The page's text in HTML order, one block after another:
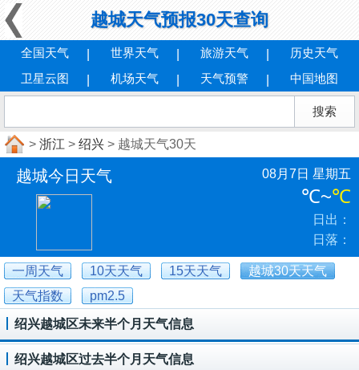
越城天气预报30天查询
全国天气 世界天气 旅游天气
历史天气
卫星云图
机场天气 天气预警 中国地图
> 浙江 > 绍兴 > 越城天气30天
越城今日天气 08月7日 星期五
℃~℃
日出：
日落：
一周天气 10天天气 15天天气
越城30天天气
天气指数
pm2.5
绍兴越城区未来半个月天气信息
绍兴越城区过去半个月天气信息